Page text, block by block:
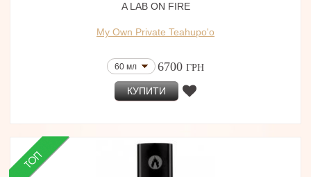
A LAB ON FIRE
My Own Private Teahupo'o
60 мл 6700 ГРН
КУПИТИ